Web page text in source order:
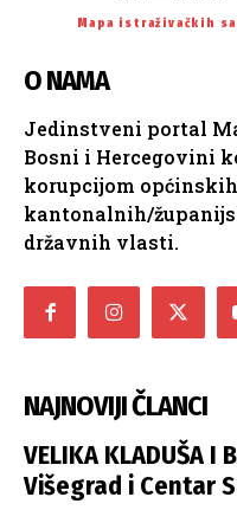
Mapa istraživačkih
O NAMA
Jedinstveni portal
Bosni i Hercegovini
korupcijom
kantonalnih/
državnih vlasti.
NAJNOVIJI ČLANCI
VELIKA KLADUŠA I
Višegrad i Centar